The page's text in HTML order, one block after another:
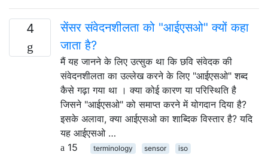
4
सेंसर संवेदनशीलता को "आईएसओ" क्यों कहा
जाता है?
मैं यह जानने के लिए उत्सुक था कि छवि संवेदक की
संवेदनशीलता का उल्लेख करने के लिए "आईएसओ" शब्द
कैसे गढ़ा गया था । क्या कोई कारण या परिस्थिति है
जिसने "आईएसओ" को समाप्त करने में योगदान दिया है?
इसके अलावा, क्या आईएसओ का शाब्दिक विस्तार है? यदि
यह आईएसओ …
15
terminology sensor iso